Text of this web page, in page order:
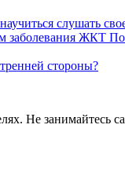
слушать
стороны?
Не занимайтесь